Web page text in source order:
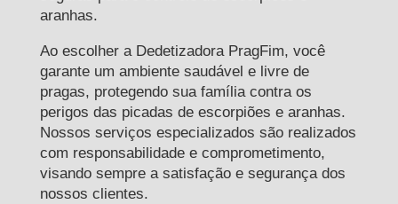
aranhas.
Ao escolher a Dedetizadora PragFim, você
garante um ambiente saudável e livre de
pragas, protegendo sua família contra os
perigos das picadas de escorpiões e aranhas.
Nossos serviços especializados são realizados
com responsabilidade e comprometimento,
visando sempre a satisfação e segurança dos
nossos clientes.